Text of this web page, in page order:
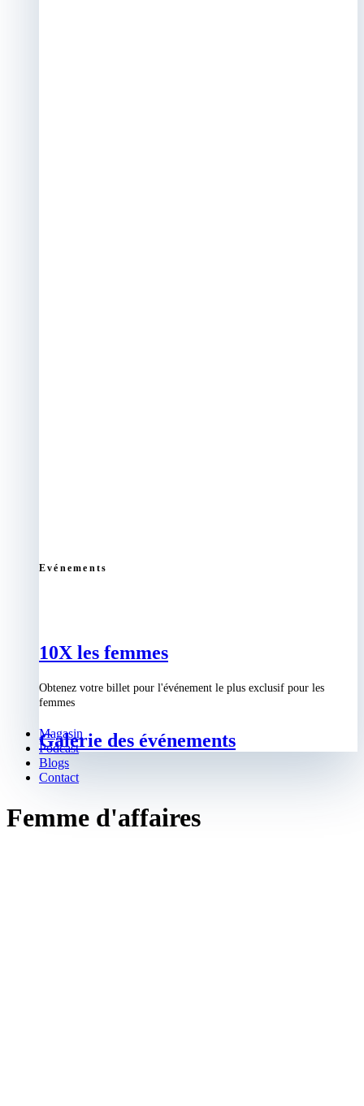
Evénements
10X les femmes
Obtenez votre billet pour l'événement le plus exclusif pour les
femmes
Galerie des événements
Magasin
Podcast
Blogs
Contact
Femme d'affaires